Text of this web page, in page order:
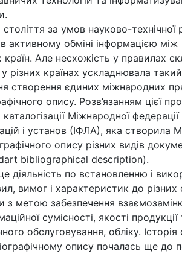
за умов науково-технічної
активному обміні інформацією між
країн. Але несхожість у правилах
різних країнах ускладнювала
створення єдиних міжнародних
опису. Розв’язанням цієї
Міжнародної федерації
і установ (ІФЛА), яка створила
опису різних видів
bibliographical description).
діяльність по встановленню і
вимог і характеристик до різних
з метою забезпечення
сумісності, якості
обслуговування, обліку.
опису почалась ще до